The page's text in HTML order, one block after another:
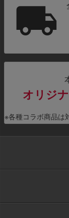
オリジ
※各種コラボ商品は